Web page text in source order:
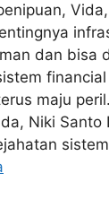
dan bisa
maju
Niki Santo